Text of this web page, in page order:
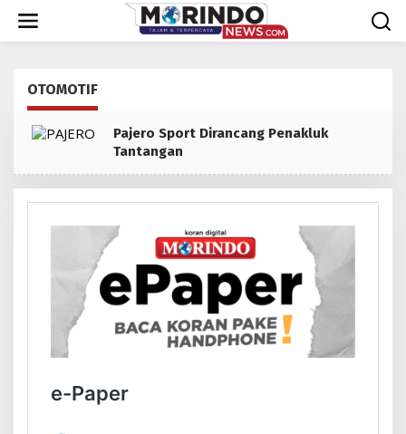
konten
OTOMOTIF
Pajero Sport Dirancang Penakluk
Tantangan